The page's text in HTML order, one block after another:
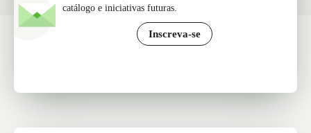
catálogo e iniciativas futuras.
Inscreva-se